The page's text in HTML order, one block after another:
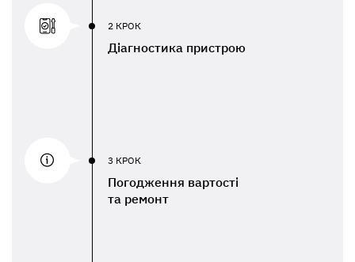
2 КРОК
Діагностика пристрою
3 КРОК
Погодження вартості
та ремонт